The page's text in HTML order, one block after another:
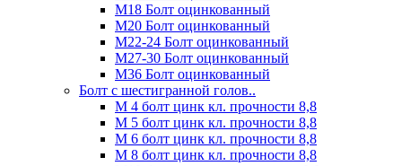
М18 Болт оцинкованный
М20 Болт оцинкованный
М22-24 Болт оцинкованный
М27-30 Болт оцинкованный
М36 Болт оцинкованный
Болт с шестигранной голов..
М 4 болт цинк кл. прочности 8,8
М 5 болт цинк кл. прочности 8,8
М 6 болт цинк кл. прочности 8,8
М 8 болт цинк кл. прочности 8,8